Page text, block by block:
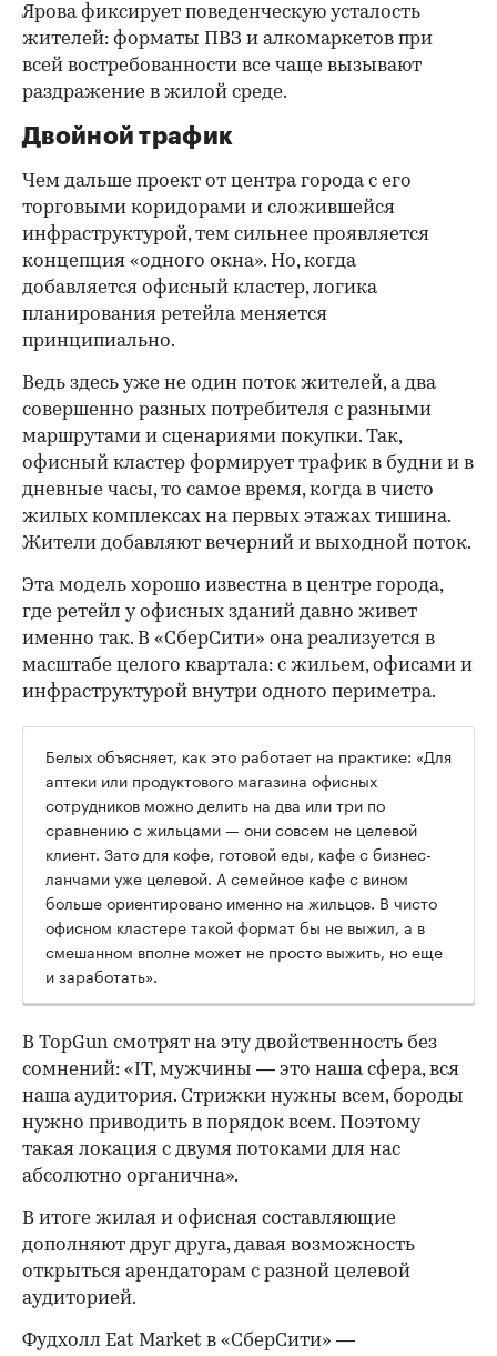
Ярова фиксирует поведенческую усталость
жителей: форматы ПВЗ и алкомаркетов при
всей востребованности все чаще вызывают
раздражение в жилой среде.
Двойной трафик
Чем дальше проект от центра города с его
торговыми коридорами и сложившейся
инфраструктурой, тем сильнее проявляется
концепция «одного окна». Но, когда
добавляется офисный кластер, логика
планирования ретейла меняется
принципиально.
Ведь здесь уже не один поток жителей, а два
совершенно разных потребителя с разными
маршрутами и сценариями покупки. Так,
офисный кластер формирует трафик в будни и в
дневные часы, то самое время, когда в чисто
жилых комплексах на первых этажах тишина.
Жители добавляют вечерний и выходной поток.
Эта модель хорошо известна в центре города,
где ретейл у офисных зданий давно живет
именно так. В «СберСити» она реализуется в
масштабе целого квартала: с жильем, офисами и
инфраструктурой внутри одного периметра.
Белых объясняет, как это работает на практике: «Для
аптеки или продуктового магазина офисных
сотрудников можно делить на два или три по
сравнению с жильцами — они совсем не целевой
клиент. Зато для кофе, готовой еды, кафе с бизнес-
ланчами уже целевой. А семейное кафе с вином
больше ориентировано именно на жильцов. В чисто
офисном кластере такой формат бы не выжил, а в
смешанном вполне может не просто выжить, но еще
и заработать».
В TopGun смотрят на эту двойственность без
сомнений: «IT, мужчины — это наша сфера, вся
наша аудитория. Стрижки нужны всем, бороды
нужно приводить в порядок всем. Поэтому
такая локация с двумя потоками для нас
абсолютно органична».
В итоге жилая и офисная составляющие
дополняют друг друга, давая возможность
открыться арендаторам с разной целевой
аудиторией.
Фудхолл Eat Market в «СберСити» —